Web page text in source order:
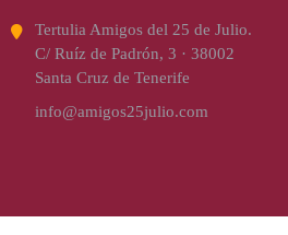
Tertulia Amigos del 25 de Julio.
C/ Ruíz de Padrón, 3 · 38002
Santa Cruz de Tenerife
info@amigos25julio.com